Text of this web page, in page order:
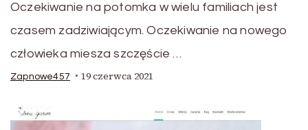
Oczekiwanie na potomka w wielu familiach jest
czasem zadziwiającym. Oczekiwanie na nowego
człowieka miesza szczęście …
Zapnowe457 19 czerwca 2021